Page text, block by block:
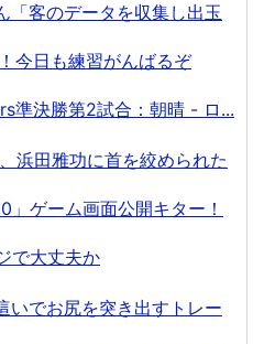
「客のデータを収集し出玉
今日も練習がんばるぞ
準決勝第2試合：朝晴 - ロ...
浜田雅功に首を絞められた
」ゲーム画面公開キター！
で大丈夫か
でお尻を突き出すトレー